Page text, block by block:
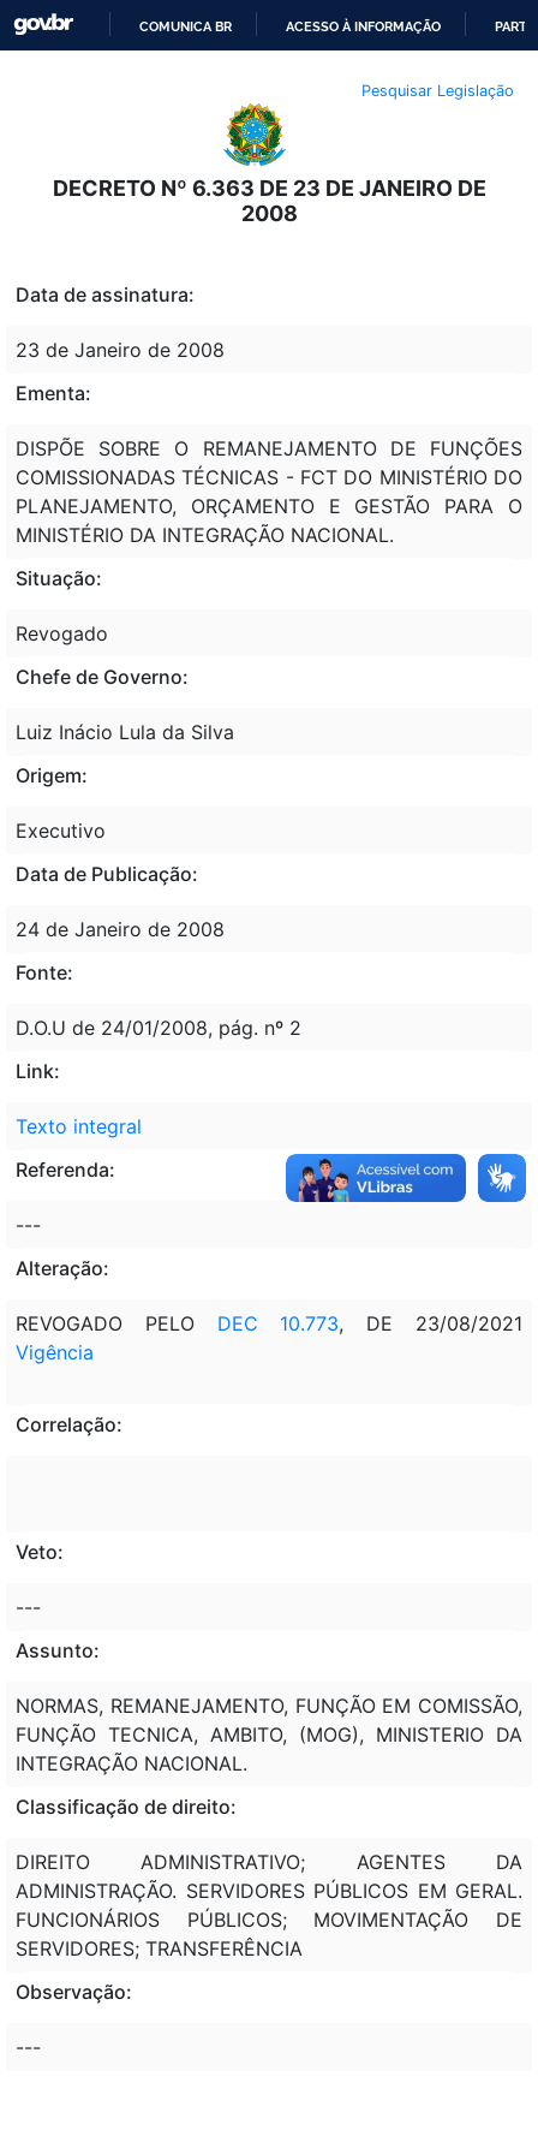
O
CONTEÚDO
COMUNICA BR ACESSO À INFORMAÇÃO
Pesquisar Legislação
DECRETO Nº 6.363 DE 23 DE JANEIRO DE
2008
Data de assinatura:
23 de Janeiro de 2008
Ementa:
DISPÕE SOBRE O REMANEJAMENTO DE FUNÇÕES
COMISSIONADAS TÉCNICAS - FCT DO MINISTÉRIO DO
PLANEJAMENTO, ORÇAMENTO E GESTÃO PARA O
MINISTÉRIO DA INTEGRAÇÃO NACIONAL.
Situação:
Revogado
Chefe de Governo:
Luiz Inácio Lula da Silva
Origem:
Executivo
Data de Publicação:
24 de Janeiro de 2008
Fonte:
D.O.U de 24/01/2008, pág. nº 2
Link:
Texto integral
Referenda:
---
Alteração:
REVOGADO PELO DEC 10.773, DE 23/08/2021
Vigência
Correlação:
Veto:
---
Assunto:
NORMAS, REMANEJAMENTO, FUNÇÃO EM COMISSÃO,
FUNÇÃO TECNICA, AMBITO, (MOG), MINISTERIO DA
INTEGRAÇÃO NACIONAL.
Classificação de direito:
DIREITO ADMINISTRATIVO; AGENTES DA
ADMINISTRAÇÃO. SERVIDORES PÚBLICOS EM GERAL.
FUNCIONÁRIOS PÚBLICOS; MOVIMENTAÇÃO DE
SERVIDORES; TRANSFERÊNCIA
Observação:
---